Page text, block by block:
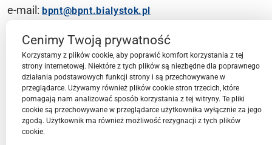
e-mail: bpnt@bpnt.bialystok.pl
Contact
BPN-T Area
BPN-T Offer
Cenimy Twoją prywatność
Korzystamy z plików cookie, aby poprawić komfort korzystania z tej
strony internetowej. Niektóre z tych plików są niezbędne dla poprawnego
działania podstawowych funkcji strony i są przechowywane w
przeglądarce. Używamy również plików cookie stron trzecich, które
pomagają nam analizować sposób korzystania z tej witryny. Te pliki
cookie są przechowywane w przeglądarce użytkownika wyłącznie za jego
zgodą. Użytkownik ma również możliwość rezygnacji z tych plików
cookie.